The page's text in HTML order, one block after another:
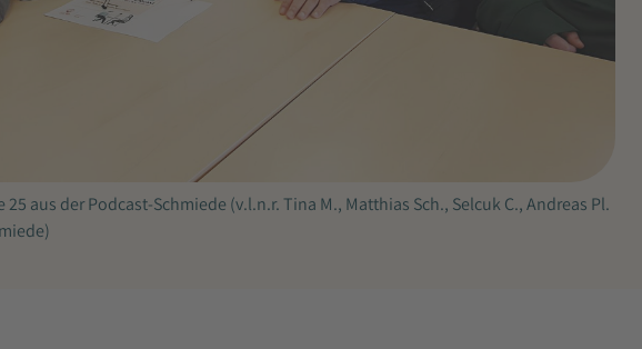
aus der Podcast-Schmiede (v.l.n.r. Tina M., Matthias Sch., Selcuk C., Andreas Pl.